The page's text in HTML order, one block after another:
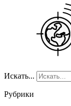
Искать...
Рубрики